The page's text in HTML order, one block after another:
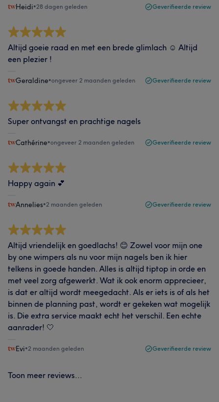
Heidi•28 dagen geleden Geverifieerde review
Altijd goeie raad en met een brede glimlach ☺️ Altijd
een plezier !
Geraldine•ongeveer 2 maanden geleden Geverifieerde review
Super ontvangst en prachtige nagels
Cathérine•ongeveer 2 maanden geleden Geverifieerde review
Happy again 💕
Annelies•2 maanden geleden Geverifieerde review
Altijd vriendelijk en goedlachs! 😊 Zowel voor mijn one
by one wimpers als nu voor mijn nagels ben ik hier
telkens in goede handen. Alles is altijd tiptop in orde en
met veel zorg afgewerkt. Wat ik ook enorm apprecieer,
is dat er altijd wordt meegedacht. Als er iets is of als het
binnen de planning past, wordt er gekeken wat mogelijk
is. Die extra service maakt echt het verschil. Een echte
aanrader! 🤍
Evi•2 maanden geleden Geverifieerde review
Toon meer reviews...